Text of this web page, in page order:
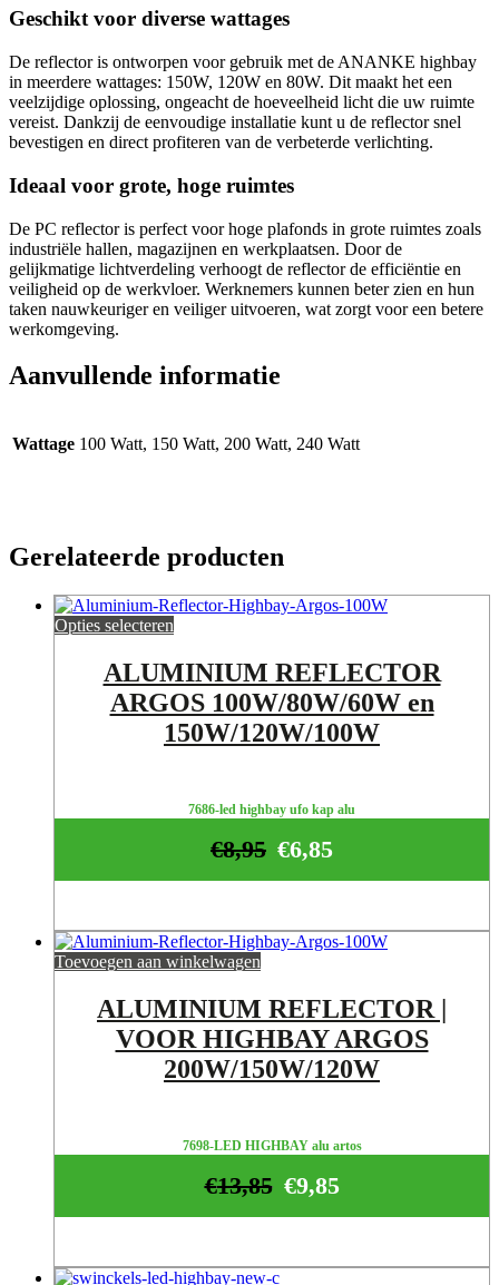
Geschikt voor diverse wattages
De reflector is ontworpen voor gebruik met de ANANKE highbay
in meerdere wattages: 150W, 120W en 80W. Dit maakt het een
veelzijdige oplossing, ongeacht de hoeveelheid licht die uw ruimte
vereist. Dankzij de eenvoudige installatie kunt u de reflector snel
bevestigen en direct profiteren van de verbeterde verlichting.
Ideaal voor grote, hoge ruimtes
De PC reflector is perfect voor hoge plafonds in grote ruimtes zoals
industriële hallen, magazijnen en werkplaatsen. Door de
gelijkmatige lichtverdeling verhoogt de reflector de efficiëntie en
veiligheid op de werkvloer. Werknemers kunnen beter zien en hun
taken nauwkeuriger en veiliger uitvoeren, wat zorgt voor een betere
werkomgeving.
Aanvullende informatie
Wattage 100 Watt, 150 Watt, 200 Watt, 240 Watt
Gerelateerde producten
Opties selecteren
ALUMINIUM REFLECTOR
ARGOS 100W/80W/60W en
150W/120W/100W
7686-led highbay ufo kap alu
€6,85
€8,95
Toevoegen aan winkelwagen
ALUMINIUM REFLECTOR |
VOOR HIGHBAY ARGOS
200W/150W/120W
7698-LED HIGHBAY alu artos
€9,85
€13,85